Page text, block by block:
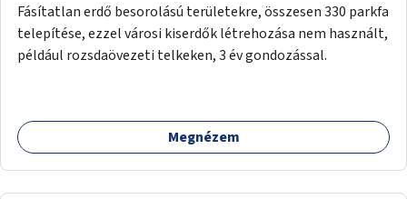
Fásítatlan erdő besorolású területekre, összesen 330 parkfa
telepítése, ezzel városi kiserdők létrehozása nem használt,
például rozsdaövezeti telkeken, 3 év gondozással.
Megnézem